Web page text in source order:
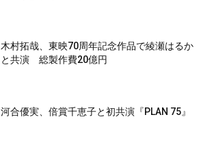
木村拓哉、東映70周年記念作品で綾瀬はるか
と共演 総製作費20億円
河合優実、倍賞千恵子と初共演『PLAN 75』